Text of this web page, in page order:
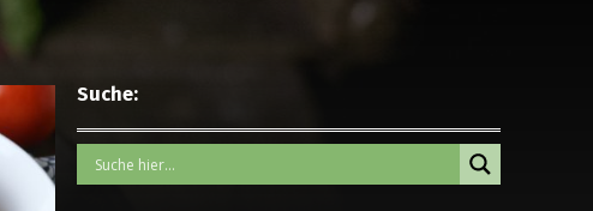
Suche: